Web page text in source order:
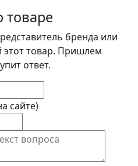
товаре
бренда или
этот товар. Пришлем
ответ.
сайте)